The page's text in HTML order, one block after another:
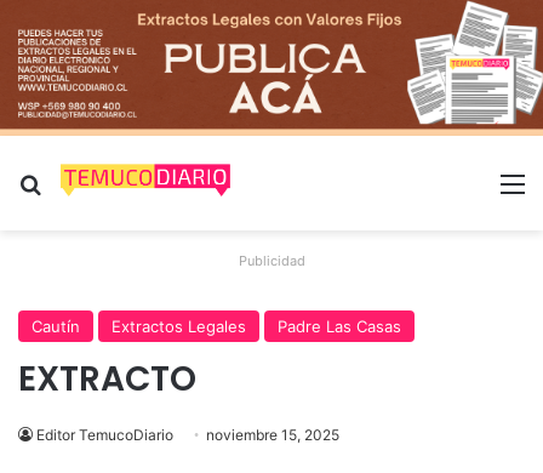
Buscar por
Publicidad
Cautín Extractos Legales Padre Las Casas
EXTRACTO
Editor TemucoDiario noviembre 15, 2025